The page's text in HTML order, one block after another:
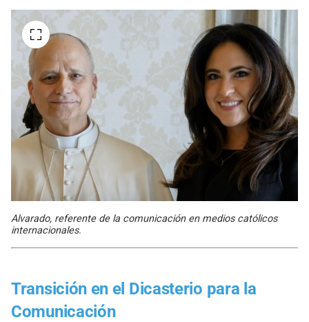
Alvarado, referente de la comunicación en medios católicos
internacionales.
Transición en el Dicasterio para la
Comunicación